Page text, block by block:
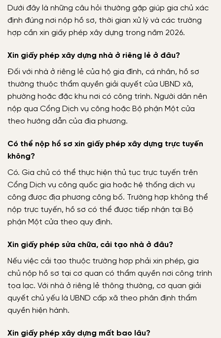
Dưới đây là những câu hỏi thường gặp giúp gia chủ xác
định đúng nơi nộp hồ sơ, thời gian xử lý và các trường
hợp cần xin giấy phép xây dựng trong năm 2026.
Xin giấy phép xây dựng nhà ở riêng lẻ ở đâu?
Đối với nhà ở riêng lẻ của hộ gia đình, cá nhân, hồ sơ
thường thuộc thẩm quyền giải quyết của UBND xã,
phường hoặc đặc khu nơi có công trình. Người dân nên
nộp qua Cổng Dịch vụ công hoặc Bộ phận Một cửa
theo hướng dẫn của địa phương.
Có thể nộp hồ sơ xin giấy phép xây dựng trực tuyến
không?
Có. Gia chủ có thể thực hiện thủ tục trực tuyến trên
Cổng Dịch vụ công quốc gia hoặc hệ thống dịch vụ
công được địa phương công bố. Trường hợp không thể
nộp trực tuyến, hồ sơ có thể được tiếp nhận tại Bộ
phận Một cửa theo quy định.
Xin giấy phép sửa chữa, cải tạo nhà ở đâu?
Nếu việc cải tạo thuộc trường hợp phải xin phép, gia
chủ nộp hồ sơ tại cơ quan có thẩm quyền nơi công trình
tọa lạc. Với nhà ở riêng lẻ thông thường, cơ quan giải
quyết chủ yếu là UBND cấp xã theo phân định thẩm
quyền hiện hành.
Xin giấy phép xây dựng mất bao lâu?